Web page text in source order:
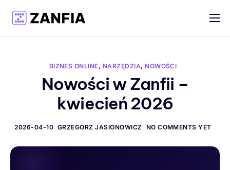
Funkcje
Cennik
Logowanie
BIZNES ONLINE, NARZĘDZIA, NOWOŚCI
Nowości w Zanfii –
kwiecień 2026
2026-04-10 GRZEGORZ JASIONOWICZ NO COMMENTS YET